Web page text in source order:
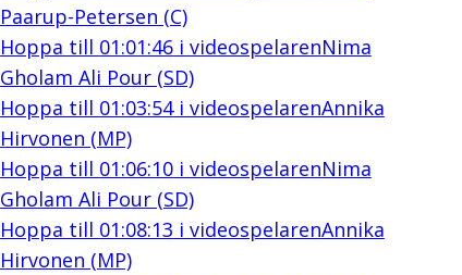
Paarup-Petersen (C)
Hoppa till 01:01:46i videospelarenNima
Gholam Ali Pour (SD)
Hoppa till 01:03:54i videospelarenAnnika
Hirvonen (MP)
Hoppa till 01:06:10i videospelarenNima
Gholam Ali Pour (SD)
Hoppa till 01:08:13 i videospelarenAnnika
Hirvonen (MP)